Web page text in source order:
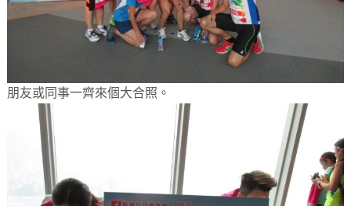
朋友或同事一齊來個大合照。